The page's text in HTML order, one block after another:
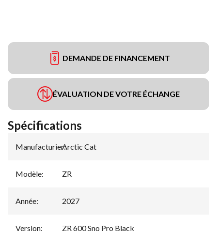
DEMANDE DE FINANCEMENT
ÉVALUATION DE VOTRE ÉCHANGE
Spécifications
Manufacturier:
Arctic Cat
Modèle: ZR
Année: 2027
Version: ZR 600 Sno Pro Black